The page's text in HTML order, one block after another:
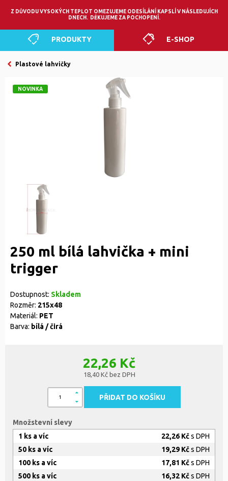
Z DŮVODU VYSOKÝCH TEPLOT OMEZUJEME ODESÍLÁNÍ KAPSLÍ V NÁSLEDUJÍCH
DNECH. DĚKUJEME ZA POCHOPENÍ.
0
PRODUKTY E-SHOP
Plastové lahvičky
NOVINKA
250 ml bílá lahvička + mini
trigger
Dostupnost: Skladem
Rozměr: 215x48
Materiál: PET
Barva: bílá / čirá
22,26 Kč
18,40 Kč bez DPH
PŘIDAT DO KOŠÍKU
Množstevní slevy
1 ks a víc
22,26 Kčs DPH
50 ks a víc
19,29 Kčs DPH
100 ks a víc
17,81 Kčs DPH
500 ks a víc
16,32 Kčs DPH